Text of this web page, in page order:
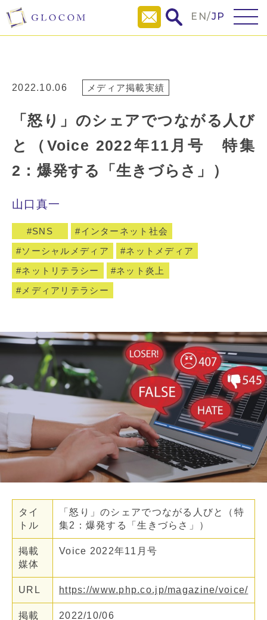
EN/JP
2022.10.06 メディア掲載実績
「怒り」のシェアでつながる人び
と（Voice 2022年11月号 特集
2：爆発する「生きづらさ」）
山口真一
SNS
インターネット社会
ソーシャルメディア
ネットメディア
ネットリテラシー
ネット炎上
メディアリテラシー
タイ
トル
「怒り」のシェアでつながる人びと（特
集2：爆発する「生きづらさ」）
掲載
媒体
Voice 2022年11月号
URL https://www.php.co.jp/magazine/voice/
掲載
2022/10/06